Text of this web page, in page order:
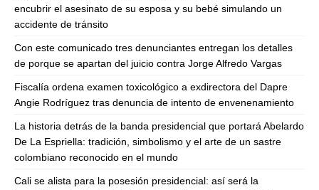
encubrir el asesinato de su esposa y su bebé simulando un
accidente de tránsito
Con este comunicado tres denunciantes entregan los detalles
de porque se apartan del juicio contra Jorge Alfredo Vargas
Fiscalía ordena examen toxicológico a exdirectora del Dapre
Angie Rodríguez tras denuncia de intento de envenenamiento
La historia detrás de la banda presidencial que portará Abelardo
De La Espriella: tradición, simbolismo y el arte de un sastre
colombiano reconocido en el mundo
Cali se alista para la posesión presidencial: así será la